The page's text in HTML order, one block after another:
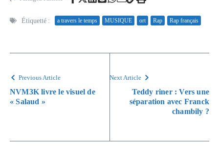
Étiquetté : a travers le temps MUSIQUE ort Rap Rap français
Previous Article
NVM3K livre le visuel de
« Salaud »
Next Article
Teddy riner : Vers une
séparation avec Franck
chambily ?